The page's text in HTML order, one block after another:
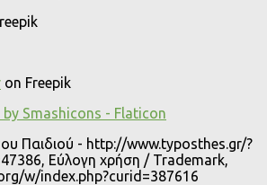
on Freepik
Smashicons - Flaticon
Παιδιού - http://www.typosthes.gr/?
Εύλογη χρήση / Trademark,
w/index.php?curid=387616